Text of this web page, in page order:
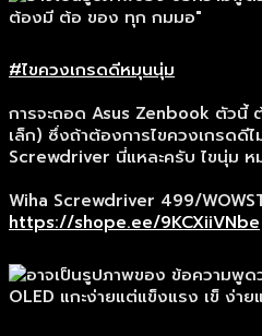
#ไขควงเกรดดีหมุนนุ่ม
การจะถอด Asus Zenbook ตัวนี้
เล็ก) ซึ่งถ้าต้องการไขควงเกรด
Screwdriver นี่แหละครับ ไขนุ่ม ห
Wiha Screwdriver 499/
https://shope.ee/9KCXiiVNbe